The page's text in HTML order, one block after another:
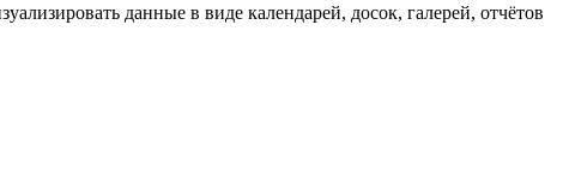
данные в виде календарей, досок, галерей, отчётов